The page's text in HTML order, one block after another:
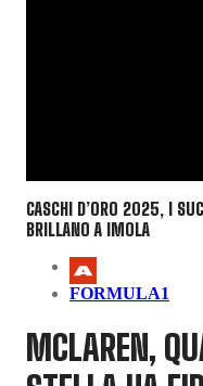
CASCHI D’ORO 2025, I
BRILLANO A IMOLA
FORMULA1
MCLAREN,